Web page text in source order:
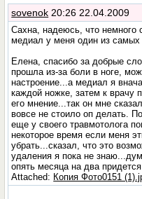
sovenok 20:26 22.04.2009
Сахна, надеюсь, что немного
медиал у меня один из
Елена, спасибо за добрые
прошла из-за боли в ноге,
настроение...а медиал я
каждой ножке, затем к врачу
его мнение...так он мне
вовсе не стоило оп делать.
еще у своего травмотолога
некоторое время если меня
убрать...сказал, что это
удаления я пока не
опять месяца на два придется
Attached: Копия Фото0151